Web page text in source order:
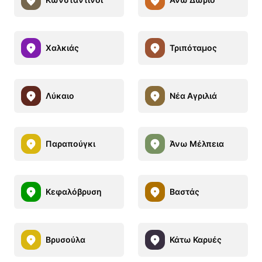
Χαλκιάς Τριπόταμος
Λύκαιο Νέα Αγριλιά
Παραπούγκι Άνω Μέλπεια
Κεφαλόβρυση Βαστάς
Βρυσούλα Κάτω Καρυές